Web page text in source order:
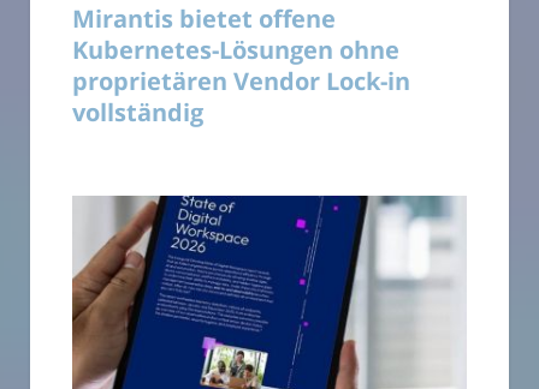
Mirantis bietet offene
Kubernetes-Lösungen ohne
proprietären Vendor Lock-in
vollständig